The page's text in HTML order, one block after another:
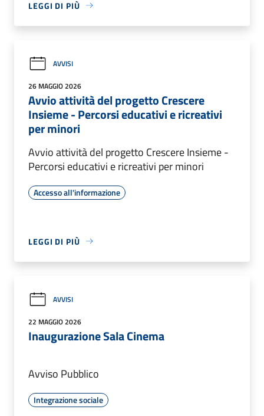
LEGGI DI PIÙ
AVVISI
26 MAGGIO 2026
Avvio attività del progetto Crescere
Insieme - Percorsi educativi e ricreativi
per minori
Avvio attività del progetto Crescere Insieme -
Percorsi educativi e ricreativi per minori
Accesso all'informazione
LEGGI DI PIÙ
AVVISI
22 MAGGIO 2026
Inaugurazione Sala Cinema
Avviso Pubblico
Integrazione sociale